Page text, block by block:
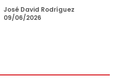
José David Rodríguez
09/06/2026